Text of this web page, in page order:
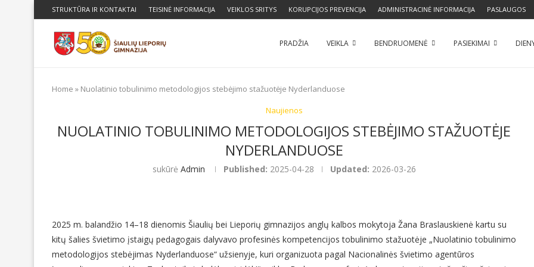
STRUKTŪRA IR KONTAKTAI TEISINĖ INFORMACIJA VEIKLOS SRITYS KORUPCIJOS PREVENCIJA ADMINISTRACINĖ INFORMACIJA PASLAUGOS
PRADŽIA VEIKLA BENDRUOMENĖ PASIEKIMAI
Home » Nuolatinio tobulinimo metodologijos stebėjimo stažuotėje Nyderlanduose
Naujienos
NUOLATINIO TOBULINIMO METODOLOGIJOS STEBĖJIMO STAŽUOTĖJE
NYDERLANDUOSE
sukūrė Admin Published: 2025-04-28 Updated: 2026-03-26
2025 m. balandžio 14–18 dienomis Šiaulių bei Lieporių gimnazijos anglų kalbos mokytoja Žana Braslauskienė kartu su
kitų šalies švietimo įstaigų pedagogais dalyvavo profesinės kompetencijos tobulinimo stažuotėje „Nuolatinio tobulinimo
metodologijos stebėjimas Nyderlanduose“ užsienyje, kuri organizuota pagal Nacionalinės švietimo agentūros